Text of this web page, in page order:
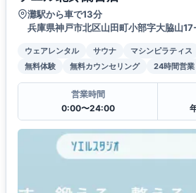
灘駅から車で13分
兵庫県神戸市北区山田町小部字大脇山
ウェアレンタル サウナ マシンピラティス
無料体験
無料カウンセリング 24時間営業
営業時間
0:00〜24:00